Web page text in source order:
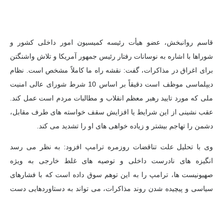
قاسم روانبخش، عضو هیأت رئیسه کمیسیون امور داخلی کشور و
شوراها با اشاره به نوسانات رفتار رئیس جمهور آمریکا و تلاش واشنگتن
برای اغراق در مذاکرات، گفت: نقشه راه ما کاملاً مشخص است. نظام
دیپلماسی موظف است دقیقاً بر اساس 10 شرط شورای عالی امنیت
ملی که مورد تایید رهبر معظم انقلاب و مطالبات مردم است عمل کند.
عقب نشینی از این شرایط یا افزایش سقف خواسته های طرف مقابل،
دشمن را تهاجم بیشتر و زیاده خواهی های او را تشدید می کند.
وی با تحلیل علت تناقضات روزمره ترامپ افزود: به نظر می رسد
انگیزه های نادرست داخلی و توصیه های غلط خارجی به ویژه
صهیونیست ها، ترامپ را به این توهم سوق داده است که با فشارهای
سیاسی و پیچیده شدن روند مذاکرات، می تواند به دستاوردهایی دست